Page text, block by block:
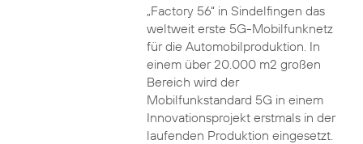
„Factory 56“ in Sindelfingen das
weltweit erste 5G-Mobilfunknetz
für die Automobilproduktion. In
einem über 20.000 m2 großen
Bereich wird der
Mobilfunkstandard 5G in einem
Innovationsprojekt erstmals in der
laufenden Produktion eingesetzt.